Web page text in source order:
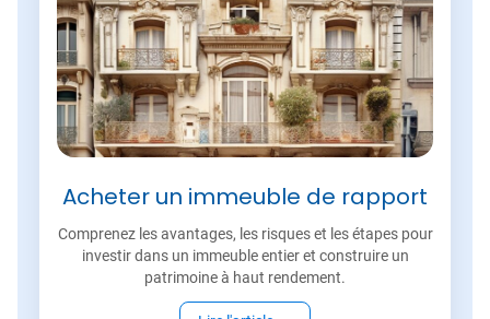
Acheter un immeuble de rapport
Comprenez les avantages, les risques et les étapes pour
investir dans un immeuble entier et construire un
patrimoine à haut rendement.